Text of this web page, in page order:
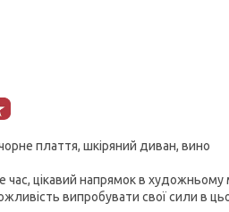
плаття, шкіряний диван, вино
цікавий напрямок в художньому
випробувати свої сили в